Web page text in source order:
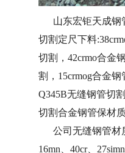
山东宏钜天成钢
切割定尺下料:
切割， 42crmo合金
割，15crmog合金钢
Q345B无缝钢管切
切割合金钢管保材
公司无缝钢管材
16mn、40cr、27simn